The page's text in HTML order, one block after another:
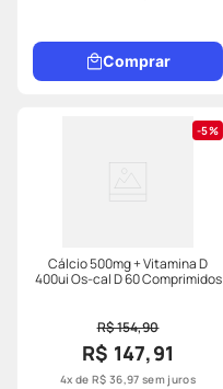
Comprar
5%
Cálcio 500mg + Vitamina D
400ui Os-cal D 60 Comprimidos
R$ 154,90
R$ 147,91
4x deR$ 36,97 sem juros